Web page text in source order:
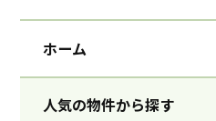
ホーム
人気の物件から探す